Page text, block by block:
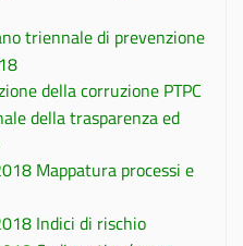
triennale di prevenzione
della corruzione PTPC
della trasparenza ed
Mappatura processi e
Indici di rischio